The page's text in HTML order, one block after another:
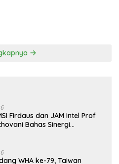
Firdaus dan JAM Intel Prof
Bahas Sinergi
Pengawasan Program
WHA ke-79, Taiwan